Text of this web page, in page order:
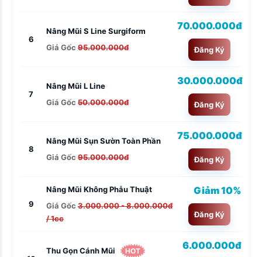
6
Nâng Mũi S Line Surgiform
Giá Gốc 95.000.000đ
70.000.000đ
Đăng Ký
7
Nâng Mũi L Line
Giá Gốc 50.000.000đ
30.000.000đ
Đăng Ký
8
Nâng Mũi Sụn Sườn Toàn Phần
Giá Gốc 95.000.000đ
75.000.000đ
Đăng Ký
9
Nâng Mũi Không Phẫu Thuật
Giá Gốc 3.000.000 - 8.000.000đ
/ 1cc
Giảm 10%
Đăng Ký
Thu Gọn Cánh Mũi HOT 6.000.000đ